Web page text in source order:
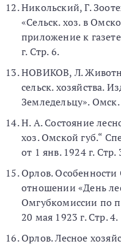
Никольский, Г.
«Сельск. хоз. в
приложение к
г. Стр. 6.
НОВИКОВ, Л.
сельск. хозяйства.
Земледельцу».
Н. А. Состояние
хоз. Омской губ.“
от 1 янв. 1924 г. Стр.
Орлов. Особенности
отношении «День
Омгубкомиссии по
20 мая 1923 г. Стр. 4.
Орлов. Лесное